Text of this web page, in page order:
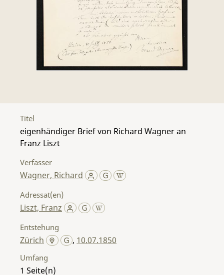
Titel
eigenhändiger Brief von Richard Wagner an
Franz Liszt
Verfasser
Wagner, Richard
Adressat(en)
Liszt, Franz
Entstehung
Zürich , 10.07.1850
Umfang
1